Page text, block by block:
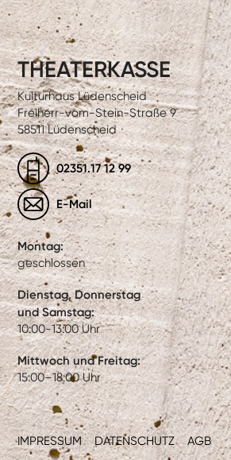
IMPRESSUM DATENSCHUTZ AGB
THEATERKASSE
Kulturhaus Lüdenscheid
Freiherr-vom-Stein-Straße 9
58511 Lüdenscheid
02351.17 12 99
E-Mail
Montag:
geschlossen
Dienstag, Donnerstag
und Samstag:
10:00-13:00 Uhr
Mittwoch und Freitag:
15:00–18:00 Uhr